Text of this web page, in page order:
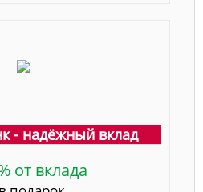
- надёжный вклад
от вклада